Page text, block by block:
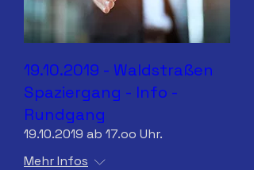
19.10.2019 - Waldstraßen
Spaziergang - Info -
Rundgang
19.10.2019 ab 17.oo Uhr.
Mehr Infos